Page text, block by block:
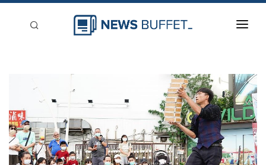
登入
刊登